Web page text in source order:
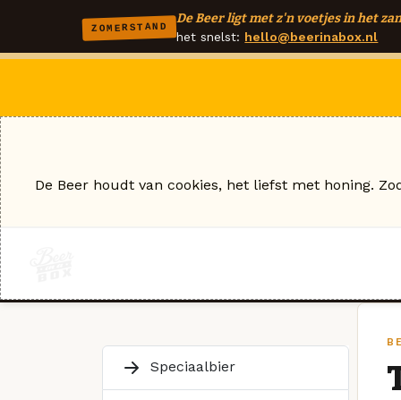
ZOMERSTAND
De Beer ligt met z'n voetjes in het
het snelst: hello@beerinabox.nl
Speciaalbier
De Beer houdt van cookies, het liefst met honing.